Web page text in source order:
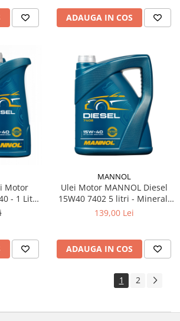
ADAUGA IN COS
Motor
- 1 Litru
MANNOL
Ulei Motor MANNOL Diesel
15W40 7402 5 litri - Mineral,
Motoare Uzate / Rulaj Mare
139,00 Lei
ADAUGA IN COS
1 2